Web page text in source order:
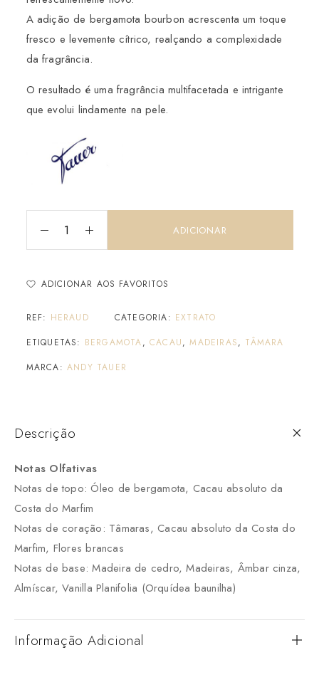
A adição de bergamota bourbon acrescenta um toque
fresco e levemente cítrico, realçando a complexidade
da fragrância.
O resultado é uma fragrância multifacetada e intrigante
que evolui lindamente na pele.
ADICIONAR
ADICIONAR AOS FAVORITOS
REF: HERAUD CATEGORIA: EXTRATO
ETIQUETAS: BERGAMOTA, CACAU,MADEIRAS, TÂMARA
MARCA: ANDY TAUER
Descrição
Notas Olfativas
Notas de topo: Óleo de bergamota, Cacau absoluto da
Costa do Marfim
Notas de coração: Tâmaras, Cacau absoluto da Costa do
Marfim, Flores brancas
Notas de base: Madeira de cedro, Madeiras, Âmbar cinza,
Almíscar, Vanilla Planifolia (Orquídea baunilha)
Informação Adicional